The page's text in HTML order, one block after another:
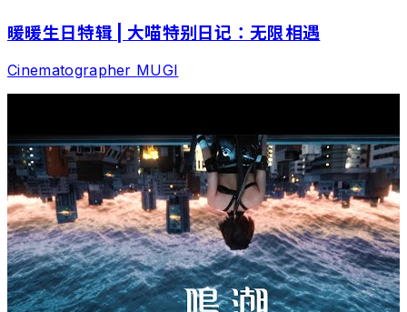
暖暖生日特辑 | 大喵特别日记：无限相遇
Cinematographer MUGI